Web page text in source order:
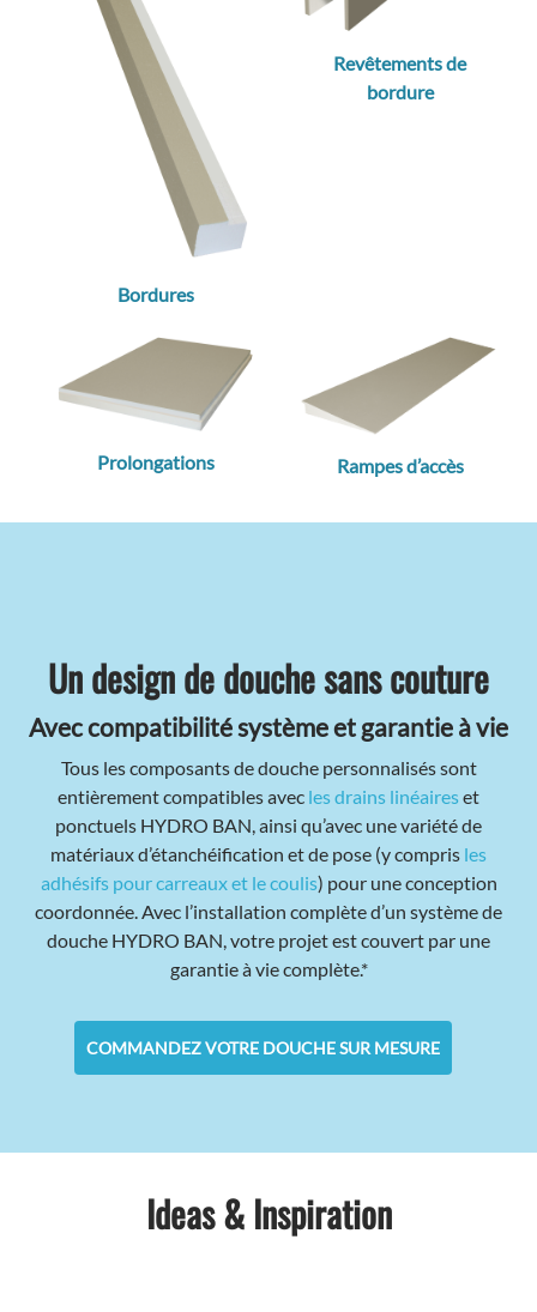
Bordures
Revêtements de
bordure
Prolongations Rampes d’accès
Un design de douche sans couture
Avec compatibilité système et garantie à vie
Tous les composants de douche personnalisés sont
entièrement compatibles avec les drains linéaireset
ponctuels HYDRO BAN, ainsi qu’avec une variété de
matériaux d’étanchéification et de pose (y compris les
adhésifs pour carreaux et lecoulis) pour une conception
coordonnée. Avec l’installation complète d’un système de
douche HYDRO BAN, votre projet est couvert par une
garantie à vie complète.*
COMMANDEZ VOTRE DOUCHE SUR MESURE
Ideas & Inspiration